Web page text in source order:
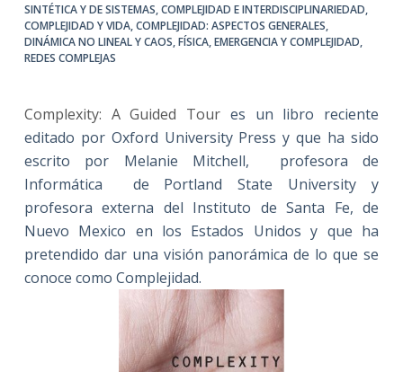
o
n
o
SINTÉTICA Y DE SISTEMAS,COMPLEJIDAD E INTERDISCIPLINARIEDAD,
COMPLEJIDAD Y VIDA,COMPLEJIDAD: ASPECTOS GENERALES,
DINÁMICA NO LINEAL Y CAOS,FÍSICA, EMERGENCIA Y COMPLEJIDAD,
REDES COMPLEJAS
Complexity: A Guided Tour es un libro reciente
editado por Oxford University Press y que ha sido
escrito por Melanie Mitchell, profesora de
Informática de Portland State University y
profesora externa del Instituto de Santa Fe, de
Nuevo Mexico en los Estados Unidos y que ha
pretendido dar una visión panorámica de lo que se
conoce como Complejidad.